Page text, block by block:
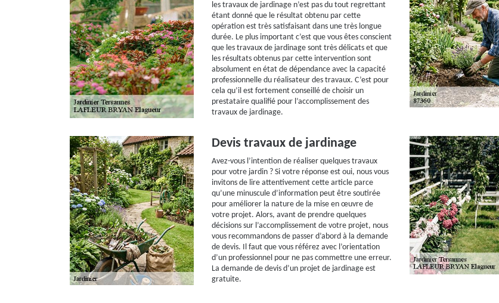
les travaux de jardinage n’est pas du tout regrettant
étant donné que le résultat obtenu par cette
opération est très satisfaisant dans une très longue
durée. Le plus important c’est que vous êtes conscient
que les travaux de jardinage sont très délicats et que
les résultats obtenus par cette intervention sont
absolument en état de dépendance avec la capacité
professionnelle du réalisateur des travaux. C’est pour
cela qu’il est fortement conseillé de choisir un
prestataire qualifié pour l’accomplissement des
travaux de jardinage.
Devis travaux de jardinage
Avez-vous l’intention de réaliser quelques travaux
pour votre jardin ? Si votre réponse est oui, nous vous
invitons de lire attentivement cette article parce
qu’une minuscule d’information peut être soutirée
pour améliorer la nature de la mise en œuvre de
votre projet. Alors, avant de prendre quelques
décisions sur l’accomplissement de votre projet, nous
vous recommandons de passer d’abord à la demande
de devis. Il faut que vous référez avec l’orientation
d’un professionnel pour ne pas commettre une erreur.
La demande de devis d’un projet de jardinage est
gratuite.